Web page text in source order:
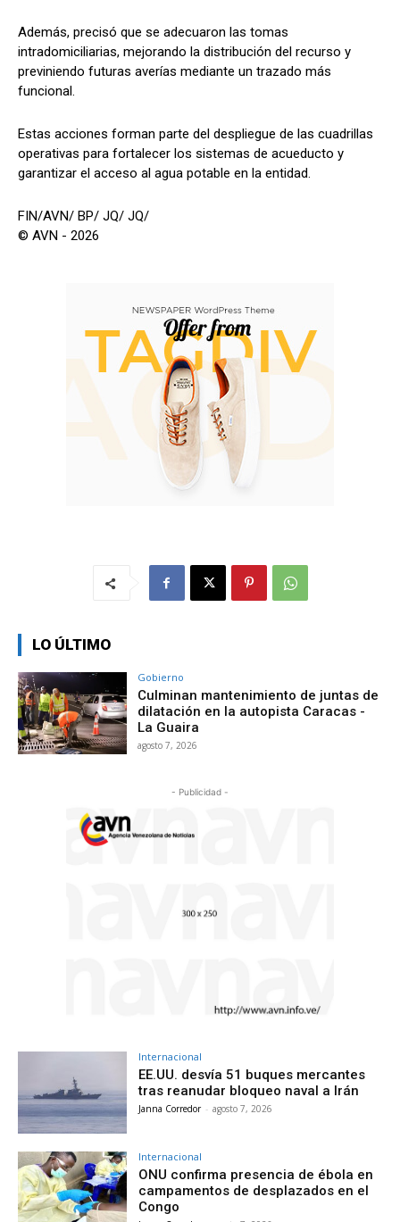
Además, precisó que se adecuaron las tomas
intradomiciliarias, mejorando la distribución del recurso y
previniendo futuras averías mediante un trazado más
funcional.
Estas acciones forman parte del despliegue de las cuadrillas
operativas para fortalecer los sistemas de acueducto y
garantizar el acceso al agua potable en la entidad.
FIN/AVN/ BP/ JQ/ JQ/
© AVN - 2026
LO ÚLTIMO
Gobierno
Culminan mantenimiento de juntas de
dilatación en la autopista Caracas -
La Guaira
agosto 7, 2026
- Publicidad -
Internacional
EE.UU. desvía 51 buques mercantes
tras reanudar bloqueo naval a Irán
Janna Corredor - agosto 7, 2026
Internacional
ONU confirma presencia de ébola en
campamentos de desplazados en el
Congo